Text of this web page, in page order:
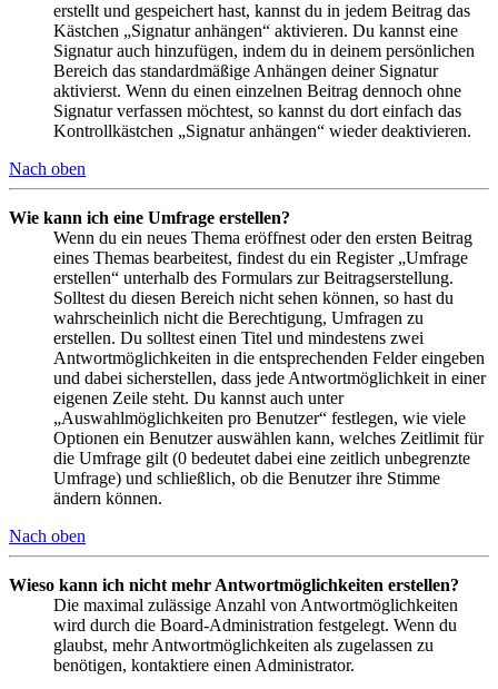
erstellt und gespeichert hast, kannst du in jedem Beitrag das
Kästchen „Signatur anhängen“ aktivieren. Du kannst eine
Signatur auch hinzufügen, indem du in deinem persönlichen
Bereich das standardmäßige Anhängen deiner Signatur
aktivierst. Wenn du einen einzelnen Beitrag dennoch ohne
Signatur verfassen möchtest, so kannst du dort einfach das
Kontrollkästchen „Signatur anhängen“ wieder deaktivieren.
Nach oben
Wie kann ich eine Umfrage erstellen?
Wenn du ein neues Thema eröffnest oder den ersten Beitrag
eines Themas bearbeitest, findest du ein Register „Umfrage
erstellen“ unterhalb des Formulars zur Beitragserstellung.
Solltest du diesen Bereich nicht sehen können, so hast du
wahrscheinlich nicht die Berechtigung, Umfragen zu
erstellen. Du solltest einen Titel und mindestens zwei
Antwortmöglichkeiten in die entsprechenden Felder eingeben
und dabei sicherstellen, dass jede Antwortmöglichkeit in einer
eigenen Zeile steht. Du kannst auch unter
„Auswahlmöglichkeiten pro Benutzer“ festlegen, wie viele
Optionen ein Benutzer auswählen kann, welches Zeitlimit für
die Umfrage gilt (0 bedeutet dabei eine zeitlich unbegrenzte
Umfrage) und schließlich, ob die Benutzer ihre Stimme
ändern können.
Nach oben
Wieso kann ich nicht mehr Antwortmöglichkeiten erstellen?
Die maximal zulässige Anzahl von Antwortmöglichkeiten
wird durch die Board-Administration festgelegt. Wenn du
glaubst, mehr Antwortmöglichkeiten als zugelassen zu
benötigen, kontaktiere einen Administrator.